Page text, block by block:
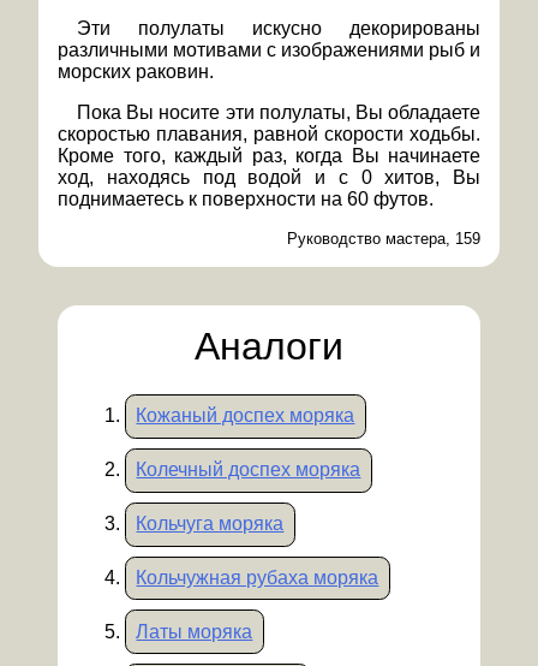
Эти полулаты искусно декорированы
различными мотивами с изображениями рыб и
морских раковин.
Пока Вы носите эти полулаты, Вы обладаете
скоростью плавания, равной скорости ходьбы.
Кроме того, каждый раз, когда Вы начинаете
ход, находясь под водой и с 0 хитов, Вы
поднимаетесь к поверхности на 60 футов.
Руководство мастера, 159
Аналоги
Кожаный доспех моряка
Колечный доспех моряка
Кольчуга моряка
Кольчужная рубаха моряка
Латы моряка